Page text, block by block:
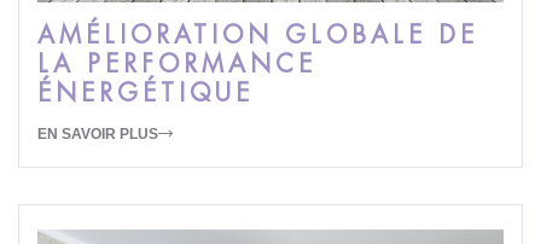
AMÉLIORATION GLOBALE DE
LA PERFORMANCE
ÉNERGÉTIQUE
EN SAVOIR PLUS